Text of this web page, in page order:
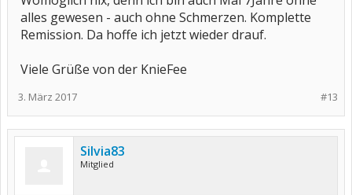
alles gewesen - auch ohne Schmerzen. Komplette
Remission. Da hoffe ich jetzt wieder drauf.
Viele Grüße von der KnieFee
#13
3. März 2017
Silvia83
Mitglied